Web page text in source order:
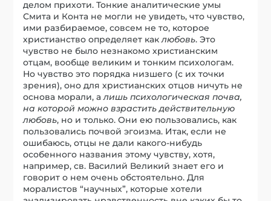
делом прихоти. Тонкие аналитические умы
Смита и Конта не могли не увидеть, что чувство,
ими разбираемое, совсем не то, которое
христианство определяет каклюбовь. Это
чувство не было незнакомо христианским
отцам, вообще великим и тонким психологам.
Но чувство это порядка низшего (с их точки
зрения), оно для христианских отцов ничуть не
основа морали, алишь психологическая почва,
на которой можно взрастить действительную
любовь, но и только. Они ею пользовались, как
пользовались почвой эгоизма. Итак, если не
ошибаюсь, отцы не дали какого-нибудь
особенного названия этому чувству, хотя,
например, св. Василий Великий знает его и
говорит о нем очень обстоятельно. Для
моралистов “научных”, которые хотели